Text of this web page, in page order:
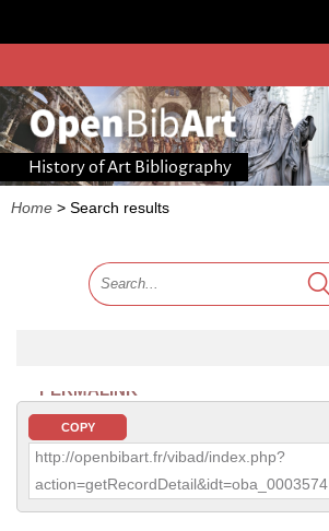
History of Art Bibliography
Home > Search results
PERMALINK
COPY
http://openbibart.fr/vibad/index.php?
action=getRecordDetail&idt=oba_0003574